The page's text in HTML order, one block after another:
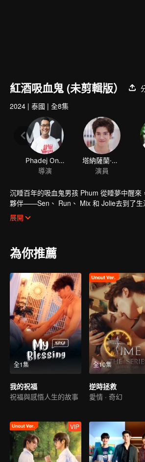
紅酒吸血鬼 (未剪輯版）
2024 | 泰國 | 全8集
Phadej Onlahung
導演
塔納薩蘭·薩姆通萊
演員
沉睡百年的吸血鬼男孩 Phum 從睡夢中醒
夥伴——Sen、 Run、 Mix 和 Jolie去到了生
行世界中人類身體——即使，這麼做可能會
Phum 發現在人類是世界中的自己是一個失
展開
為你推薦
全1集
我的祝福
祝福與感悟人生的故事
全10集
逆時拯救
愛情 · 奇幻
VIP